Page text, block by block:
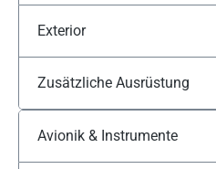
Exterior
Zusätzliche Ausrüstung
Avionik & Instrumente